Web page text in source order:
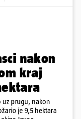
nakon
kraj
uz prugu, nakon
je 9,5 hektara